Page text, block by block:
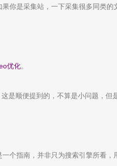
你是采集站，一下采集很多同类
优化。
是顺便提到的，不算是小问题，但
个指南，并非只为搜索引擎所看